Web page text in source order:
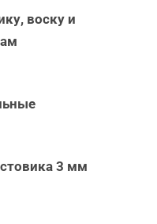
воску и
3 мм